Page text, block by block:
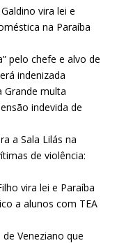
vira lei e
na Paraíba
pelo chefe e alvo de
indenizada
Grande multa
indevida de
a Sala Lilás na
de violência:
vira lei e Paraíba
a alunos com TEA
Veneziano que